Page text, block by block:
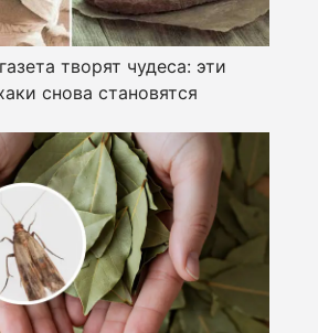
творят чудеса: эти
снова становятся